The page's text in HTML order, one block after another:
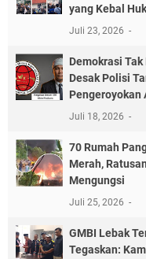
yang Kebal
Juli 23, 2026
Demokrasi
Desak Polisi
Pengeroyokan
Juli 18, 2026
70 Rumah
Merah,
Mengungsi
Juli 25, 2026
GMBI Lebak
Tegaskan: